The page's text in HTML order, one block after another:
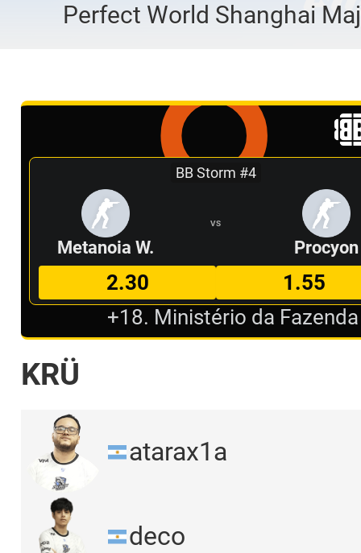
Perfect World Shanghai
BB Storm #4
Metanoia W.
VS
Procyon
2.30
1.55
+18. Ministério da
KRÜ
atarax1a
deco